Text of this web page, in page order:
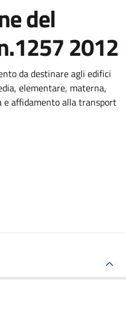
del
2012
da destinare agli edifici
elementare, materna,
e affidamento alla transport